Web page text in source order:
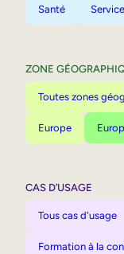
Santé
ZONE
Toutes zones
Europe
CAS D’USAGE
Tous cas d'usage
Formation à la